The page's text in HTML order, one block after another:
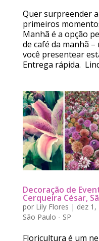
Quer surpreender
primeiros
Manhã é a opção
de café da manhã
você presentear
Entrega rápida.
Decoração de
Cerqueira César,
por Lily Flores | dez 1,
São Paulo - SP
Floricultura é um